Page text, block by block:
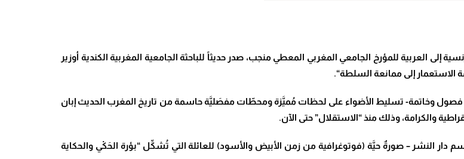
العربية للمؤرخ الجامعي المغربي المعطي منجب، صدر حديثاً للباحثة الجامعية المغربية الكندية أوزير
الاستعمار إلى ممانعة السلطة“.
من خلاله – في تسعة فصول وخاتمة- تسليط الأضواء على لحظات مُميَّزة ومحطّات مفصَليَّة حاسمة من تاريخ المغرب الحديث إبان
والكرامة، وذلك منذ “الاستقلال” حتى الآن.
دار النشر – صورةٌ حيَّة (فوتوغرافية من زمن الأبيض والأسود) للعائلة التي تُشكِّل “بؤرة الحَكْي والحكاية